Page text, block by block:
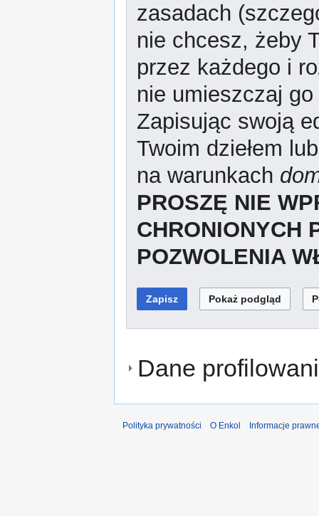
zasadach
nie chcesz, żeby
przez każdego i
nie umieszczaj
Zapisując swoją
Twoim dziełem
na warunkach
PROSZĘ NIE
CHRONIONYCH
POZWOLENIA
Dane
Polityka prywatności O Enkol Informacje